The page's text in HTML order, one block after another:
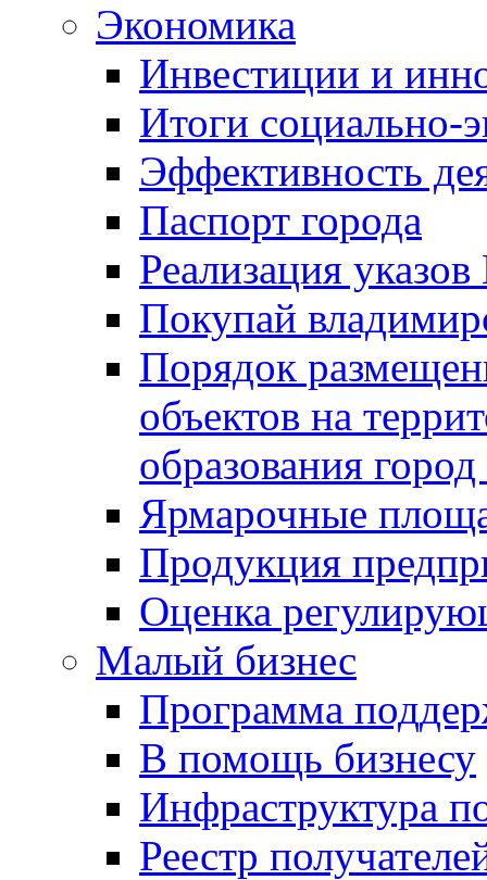
Экономика
Инвестиции и
Итоги социально-
Эффективность
Паспорт города
Реализация
Покупай
Порядок
объектов на
образования
Ярмарочные
Продукция
Оценка
Малый бизнес
Программа
В помощь бизнесу
Инфраструктура
Реестр